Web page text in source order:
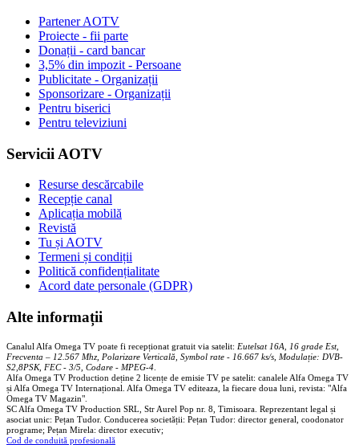
Partener AOTV
Proiecte - fii parte
Donații - card bancar
3,5% din impozit - Persoane
Publicitate - Organizații
Sponsorizare - Organizații
Pentru biserici
Pentru televiziuni
Servicii AOTV
Resurse descărcabile
Recepție canal
Aplicația mobilă
Revistă
Tu și AOTV
Termeni și condiții
Politică confidențialitate
Acord date personale (GDPR)
Alte informații
Canalul Alfa Omega TV poate fi recepționat gratuit via satelit: Eutelsat 16A, 16 grade Est,
Frecventa – 12.567 Mhz, Polarizare Verticală, Symbol rate - 16.667 ks/s, Modulație: DVB-
S2,8PSK, FEC - 3/5, Codare - MPEG-4
Alfa Omega TV Production deține 2 licențe de emisie TV pe satelit: canalele Alfa Omega TV
și Alfa Omega TV Internațional. Alfa Omega TV editeaza, la fiecare doua luni, revista: "Alfa
Omega TV Magazin".
SC Alfa Omega TV Production SRL, Str Aurel Pop nr. 8, Timisoara. Reprezentant legal și
asociat unic: Pețan Tudor. Conducerea societății: Pețan Tudor: director general, coodonator
programe; Pețan Mirela: director executiv;
Cod de conduită profesională